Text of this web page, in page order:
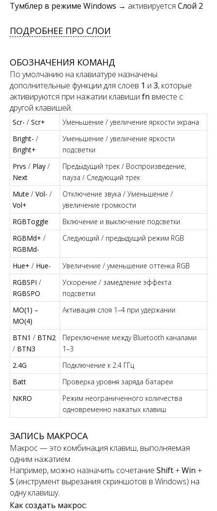
Тумблер в режиме Windows → активируется Слой 2
ПОДРОБНЕЕ ПРО СЛОИ
ОБОЗНАЧЕНИЯ КОМАНД
По умолчанию на клавиатуре назначены
дополнительные функции для слоев 1 и 3, которые
активируются при нажатии клавиши fn вместе с
другой клавишей.
Scr- / Scr+
Уменьшение / увеличение яркости экрана
Bright- /
Bright+
Уменьшение / увеличение яркости
подсветки
Prvs / Play /
Next
Предыдущий трек / Воспроизведение,
пауза / Следующий трек
Mute / Vol- /
Vol+
Отключение звука / Уменьшение /
увеличение громкости
RGBToggle
Включение и выключение подсветки
RGBMd+ /
RGBMd-
Следующий / предыдущий режим RGB
Hue+ / Hue-
Увеличение / уменьшение оттенка RGB
RGBSPI /
RGBSPO
Ускорение / замедление эффекта
подсветки
MO(1) –
MO(4)
Активация слоя 1–4 при удержании
BTN1 / BTN2
/ BTN3
Переключение между Bluetooth каналами
1–3
2.4G
Подключение к 2.4 ГГц
Batt
Проверка уровня заряда батареи
NKRO
Режим неограниченного количества
одновременно нажатых клавиш
ЗАПИСЬ МАКРОСА
Макрос — это комбинация клавиш, выполняемая
одним нажатием.
Например, можно назначить сочетание Shift+Win +
S (инструмент вырезания скриншотов в Windows) на
одну клавишу.
Как создать макрос: